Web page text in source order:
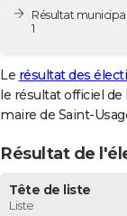
Résultat
1
Le résultat des
le résultat officiel
maire de Saint-
Résultat de
Tête de liste
Liste